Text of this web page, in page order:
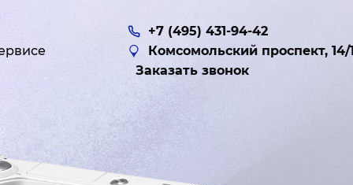
+7 (495) 431-94-42
Комсомольский проспект, 14/
Заказать звонок